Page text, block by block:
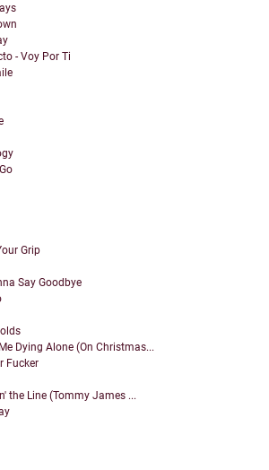
- Voy Por Ti
Grip
Say Goodbye
Dying Alone (On Christmas...
Fucker
the Line (Tommy James ...